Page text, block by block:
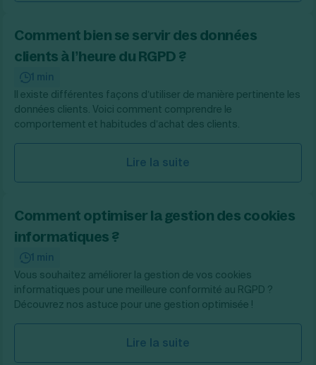
Comment bien se servir des données
clients à l’heure du RGPD ?
1 min
Il existe différentes façons d’utiliser de manière pertinente les
données clients. Voici comment comprendre le
comportement et habitudes d’achat des clients.
Lire la suite
Comment optimiser la gestion des cookies
informatiques ?
1 min
Vous souhaitez améliorer la gestion de vos cookies
informatiques pour une meilleure conformité au RGPD ?
Découvrez nos astuce pour une gestion optimisée !
Lire la suite